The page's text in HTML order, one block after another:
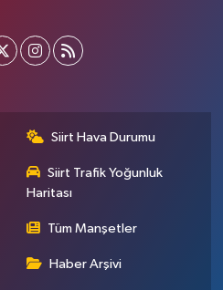
Siirt Hava Durumu
Siirt Trafik Yoğunluk
Haritası
Tüm Manşetler
Haber Arşivi